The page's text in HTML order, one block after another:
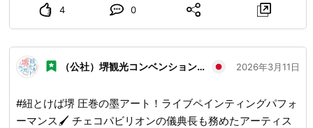
4 0
（公社）堺観光コンベンション協会 2026年3月11日
#紐とけば堺 圧巻の墨アート！ライブペインティングパフォ
ーマンス🖌️ チェコパビリオンの儀典長も務めたアーティス